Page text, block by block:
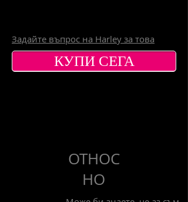
Задайте въпрос на Harley за това
КУПИ СЕГА
ОТНОС
НО